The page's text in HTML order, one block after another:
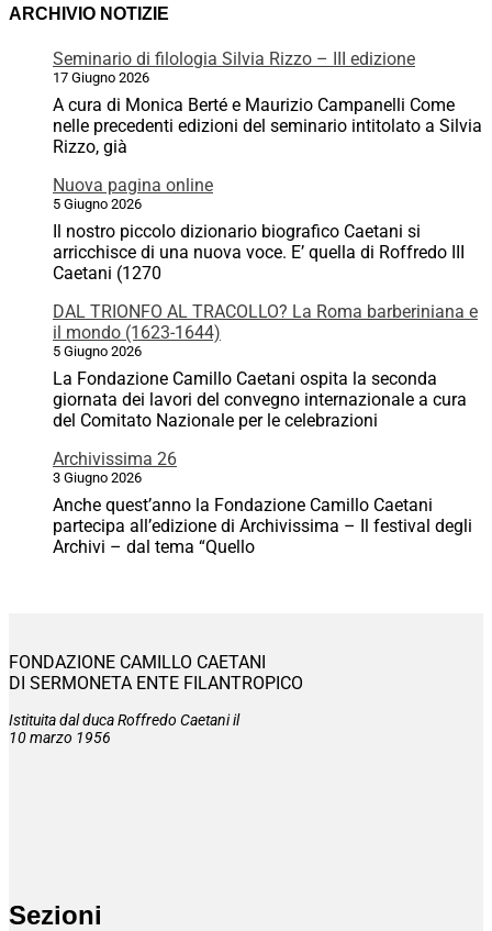
ARCHIVIO NOTIZIE
Seminario di filologia Silvia Rizzo – III edizione
17 Giugno 2026
A cura di Monica Berté e Maurizio Campanelli Come
nelle precedenti edizioni del seminario intitolato a Silvia
Rizzo, già
Nuova pagina online
5 Giugno 2026
Il nostro piccolo dizionario biografico Caetani si
arricchisce di una nuova voce. E’ quella di Roffredo III
Caetani (1270
DAL TRIONFO AL TRACOLLO? La Roma barberiniana e
il mondo (1623-1644)
5 Giugno 2026
La Fondazione Camillo Caetani ospita la seconda
giornata dei lavori del convegno internazionale a cura
del Comitato Nazionale per le celebrazioni
Archivissima 26
3 Giugno 2026
Anche quest’anno la Fondazione Camillo Caetani
partecipa all’edizione di Archivissima – Il festival degli
Archivi – dal tema “Quello
FONDAZIONE CAMILLO CAETANI
DI SERMONETA ENTE FILANTROPICO
Istituita dal duca Roffredo Caetani il
10 marzo 1956
Sezioni